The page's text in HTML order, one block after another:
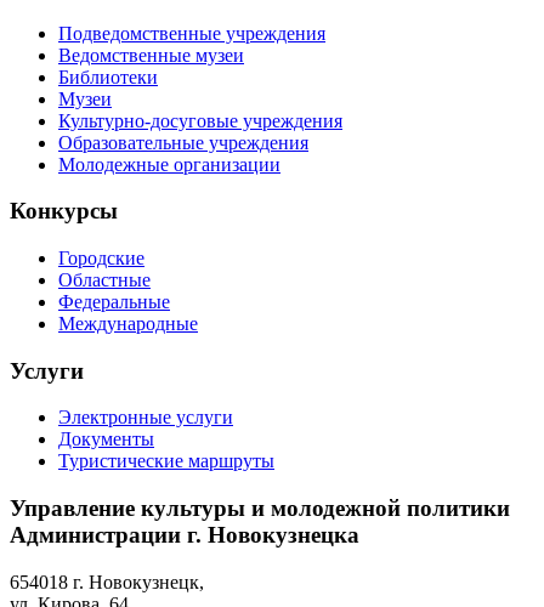
Подведомственные учреждения
Ведомственные музеи
Библиотеки
Музеи
Культурно-досуговые учреждения
Образовательные учреждения
Молодежные организации
Конкурсы
Городские
Областные
Федеральные
Международные
Услуги
Электронные услуги
Документы
Туристические маршруты
Управление культуры и молодежной политики
Администрации г. Новокузнецка
654018 г. Новокузнецк,